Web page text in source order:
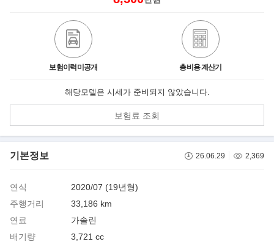
보험이력미공개 총비용 계산기
해당모델은 시세가 준비되지 않았습니다.
보험료 조회
기본정보 26.06.29 2,369
연식
2020/07 (19년형)
주행거리
33,186 km
연료
가솔린
배기량
3,721 cc